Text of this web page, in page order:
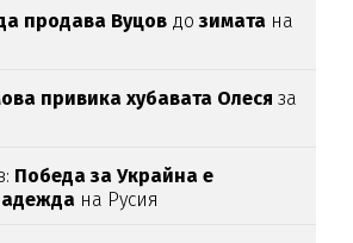
продава Вуцов дозимата на
привика хубавата Олеся за
Победа за Украйна е
на Русия